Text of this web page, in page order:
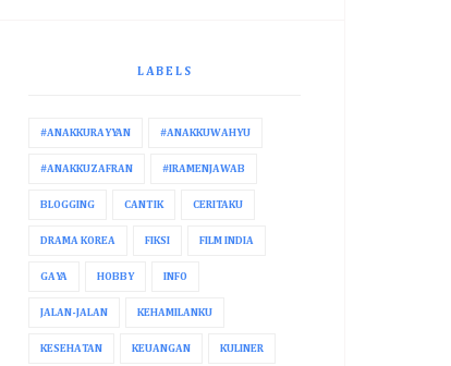
LABELS
#ANAKKURAYYAN #ANAKKUWAHYU
#ANAKKUZAFRAN #IRAMENJAWAB
BLOGGING CANTIK CERITAKU
DRAMA KOREA FIKSI FILM INDIA
GAYA HOBBY INFO
JALAN-JALAN KEHAMILANKU
KESEHATAN KEUANGAN KULINER